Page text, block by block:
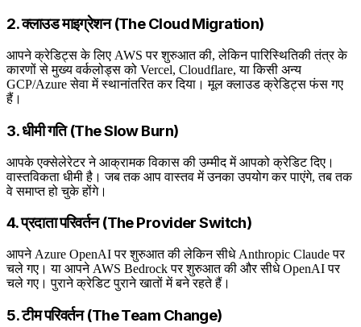
2. क्लाउड माइग्रेशन (The Cloud Migration)
आपने क्रेडिट्स के लिए AWS पर शुरुआत की, लेकिन पारिस्थितिकी तंत्र के
कारणों से मुख्य वर्कलोड्स को Vercel, Cloudflare, या किसी अन्य
GCP/Azure सेवा में स्थानांतरित कर दिया। मूल क्लाउड क्रेडिट्स फंस गए
हैं।
3. धीमी गति (The Slow Burn)
आपके एक्सेलेरेटर ने आक्रामक विकास की उम्मीद में आपको क्रेडिट दिए।
वास्तविकता धीमी है। जब तक आप वास्तव में उनका उपयोग कर पाएंगे, तब तक
वे समाप्त हो चुके होंगे।
4. प्रदाता परिवर्तन (The Provider Switch)
आपने Azure OpenAI पर शुरुआत की लेकिन सीधे Anthropic Claude पर
चले गए। या आपने AWS Bedrock पर शुरुआत की और सीधे OpenAI पर
चले गए। पुराने क्रेडिट पुराने खातों में बने रहते हैं।
5. टीम परिवर्तन (The Team Change)